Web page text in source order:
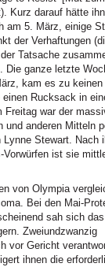
Kurz darauf hätte
am 5. März, einige
der Verhaftungen
Tatsache
Die ganze letzte
kam es zu keinen
Rucksack in
Freitag war der
und anderen Mitteln
Stewart. Nach
Vorwürfen ist sie
von Olympia
Bei den Mai-
sah sich
Zweiundzwanzig
vor Gericht
ihnen die